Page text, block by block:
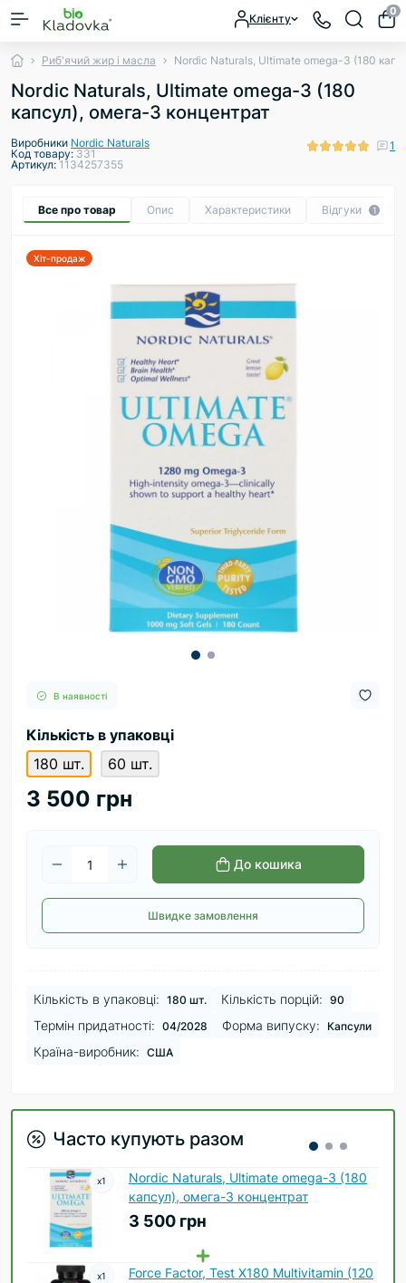
Клієнту
0
Риб'ячий жир і масла Nordic Naturals, Ultimate omega-3 (180
Nordic Naturals, Ultimate omega-3 (180
капсул), омега-3 концентрат
Виробники Nordic Naturals
Код товару: 331
Артикул: 1134257355
1
Все про товар Опис Характеристики Відгуки 1
Хіт-продаж
В наявності
Кількість в упаковці
180 шт.
60 шт.
3 500 грн
До кошика
Швидке замовлення
Кількість в упаковці: 180 шт. Кількість порцій: 90
Термін придатності: 04/2028 Форма випуску: Капсули
Країна-виробник: США
Часто купують разом
x1
Nordic Naturals, Ultimate omega-3 (180
капсул), омега-3 концентрат
3 500 грн
x1
Force Factor, Test X180 Multivitamin (120